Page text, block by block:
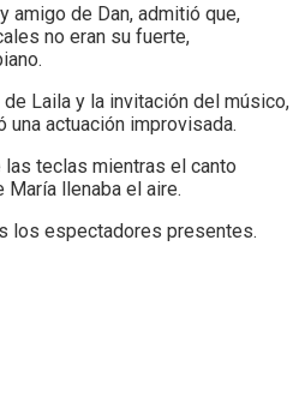
amigo de Dan, admitió que,
no eran su fuerte,
Laila y la invitación del músico,
actuación improvisada.
teclas mientras el canto
llenaba el aire.
los espectadores presentes.